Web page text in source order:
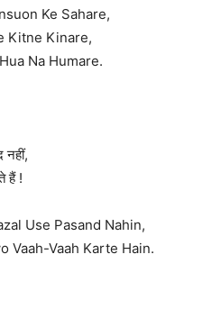
Ke Sahare,
Kitne Kinare,
Na Humare.
हैं !
Use Pasand Nahin,
Vaah-Vaah Karte Hain.